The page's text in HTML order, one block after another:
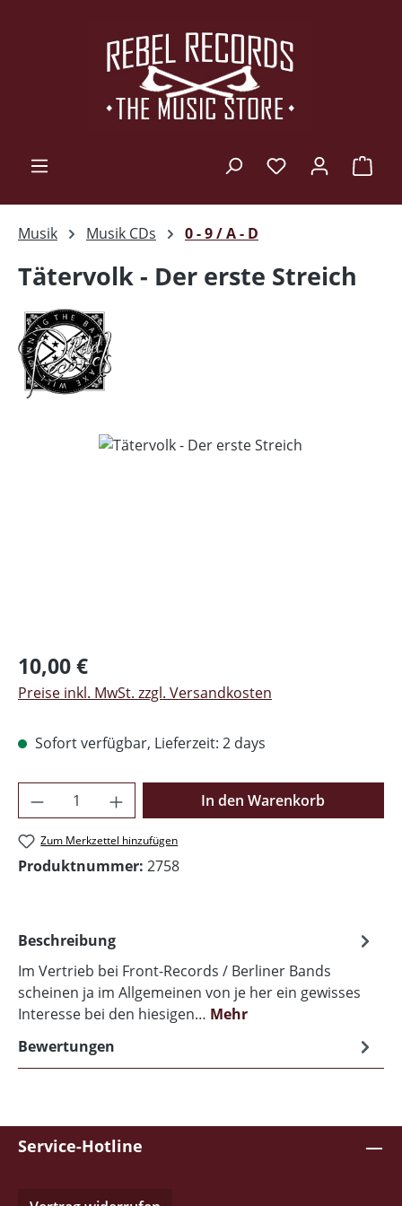
Musik Musik CDs 0 - 9 / A - D
Tätervolk - Der erste Streich
Bildergalerie überspringen
Regulärer Preis:
10,00 €
Preise inkl. MwSt. zzgl. Versandkosten
Sofort verfügbar, Lieferzeit: 2 days
Produkt Anzahl: Gib den gewünschten
In den Warenkorb
Zum Merkzettel hinzufügen
Produktnummer: 2758
Beschreibung
Im Vertrieb bei Front-Records / Berliner Bands
scheinen ja im Allgemeinen von je her ein gewisses
Interesse bei den hiesigen… Mehr
Bewertungen
Service-Hotline